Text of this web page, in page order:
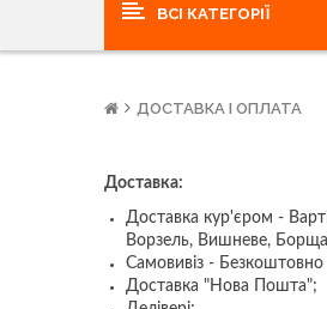
ВСІ КАТЕГОРІЇ
ДОСТАВКА І ОПЛАТА
Доставка:
Доставка кур'єром -
Ворзель, Вишневе,
Самовивіз -
Доставка "Нова Пошта";